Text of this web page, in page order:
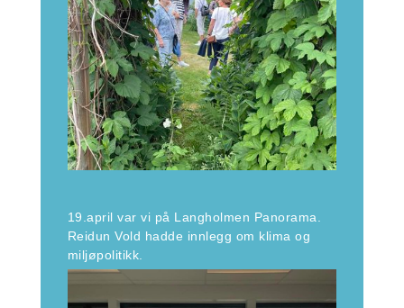
19.april var vi på Langholmen Panorama.
Reidun Vold hadde innlegg om klima og
miljøpolitikk.